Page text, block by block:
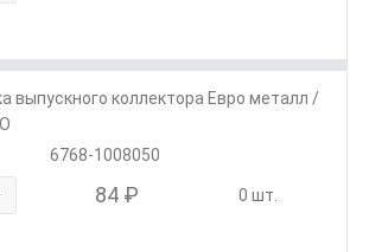
выпускного коллектора Евро металл /
6768-1008050
84 ₽ 0 шт.